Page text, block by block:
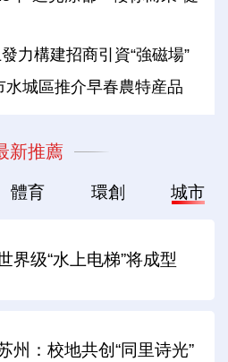
力構建招商引資“強磁場”
水城區推介早春農特産品
新推薦
體育 環創 城市
界级“水上电梯”将成型
州：校地共创“同里诗光”